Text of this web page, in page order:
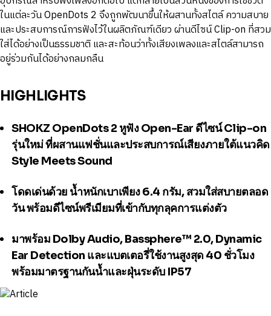
ในแต่ละวัน OpenDots 2 จึงถูกพัฒนาขึ้นให้ผสานทั้งสไตล์ ความสบาย
และประสบการณ์การฟังไว้ในผลิตภัณฑ์เดียว ผ่านดีไซน์ Clip-on ที่สวม
ใส่ได้อย่างเป็นธรรมชาติ และสะท้อนว่าทั้งเสียงเพลงและสไตล์สามารถ
อยู่ร่วมกันได้อย่างกลมกลืน
HIGHLIGHTS
SHOKZ OpenDots 2 หูฟัง Open-Ear ดีไซน์ Clip-on
รุ่นใหม่ ที่ผสานแฟชั่นและประสบการณ์เสียงภายใต้แนวคิด
Style Meets Sound
โดดเด่นด้วย น้ำหนักเบาเพียง 6.4 กรัม, สวมใส่สบายตลอด
วัน พร้อมดีไซน์พรีเมียมที่เข้ากับทุกลุคการแต่งตัว
มาพร้อม Dolby Audio, Bassphere™ 2.0, Dynamic
Ear Detection และแบตเตอรี่ใช้งานสูงสุด 40 ชั่วโมง
พร้อมมาตรฐานกันน้ำและฝุ่นระดับ IP57